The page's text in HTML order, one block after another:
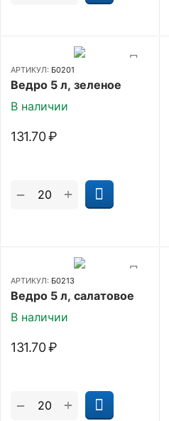
АРТИКУЛ: Б0201
Ведро 5 л, зеленое
В наличии
131.70₽
+
−
АРТИКУЛ: Б0213
Ведро 5 л, салатовое
В наличии
131.70₽
+
−